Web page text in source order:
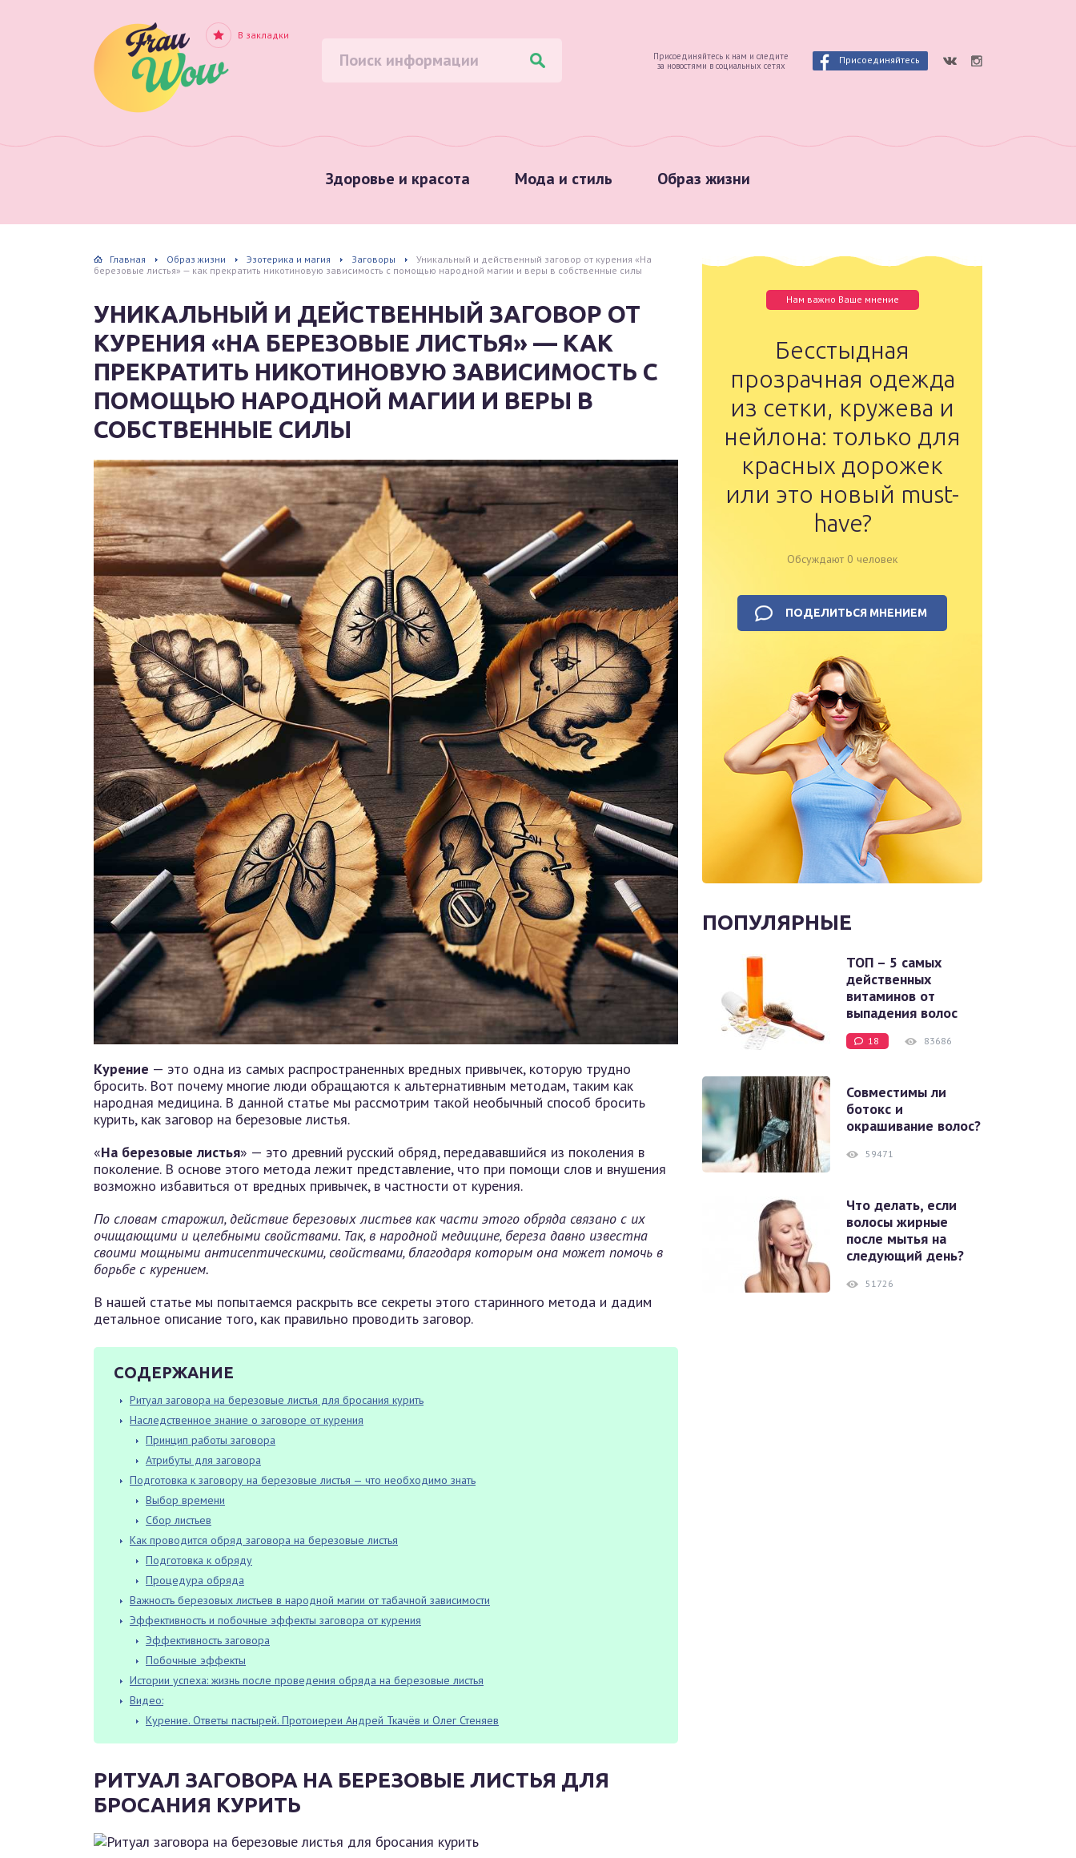
Здоровье и красота Мода и стиль Образ жизни
Присоединяйтесь к нам и следите
за новостями в социальных сетях
Присоединяйтесь
В закладки
Главная Образ жизни Эзотерика и магия Заговоры
Уникальный и действенный заговор от курения «На
березовые листья» — как прекратить никотиновую зависимость с помощью народной магии и веры в собственные силы
УНИКАЛЬНЫЙ И ДЕЙСТВЕННЫЙ ЗАГОВОР ОТ
КУРЕНИЯ «НА БЕРЕЗОВЫЕ ЛИСТЬЯ» — КАК
ПРЕКРАТИТЬ НИКОТИНОВУЮ ЗАВИСИМОСТЬ С
ПОМОЩЬЮ НАРОДНОЙ МАГИИ И ВЕРЫ В
СОБСТВЕННЫЕ СИЛЫ
Курение — это одна из самых распространенных вредных привычек, которую трудно
бросить. Вот почему многие люди обращаются к альтернативным методам, таким как
народная медицина. В данной статье мы рассмотрим такой необычный способ бросить
курить, как заговор на березовые листья.
«На березовые листья» — это древний русский обряд, передававшийся из поколения в
поколение. В основе этого метода лежит представление, что при помощи слов и внушения
возможно избавиться от вредных привычек, в частности от курения.
По словам старожил, действие березовых листьев как части этого обряда связано с их
очищающими и целебными свойствами. Так, в народной медицине, береза давно известна
своими мощными антисептическими, свойствами, благодаря которым она может помочь в
борьбе с курением.
В нашей статье мы попытаемся раскрыть все секреты этого старинного метода и дадим
детальное описание того, как правильно проводить заговор.
СОДЕРЖАНИЕ
Ритуал заговора на березовые листья для бросания курить
Наследственное знание о заговоре от курения
Принцип работы заговора
Атрибуты для заговора
Подготовка к заговору на березовые листья — что необходимо знать
Выбор времени
Сбор листьев
Как проводится обряд заговора на березовые листья
Подготовка к обряду
Процедура обряда
Важность березовых листьев в народной магии от табачной зависимости
Эффективность и побочные эффекты заговора от курения
Эффективность заговора
Побочные эффекты
Истории успеха: жизнь после проведения обряда на березовые листья
Видео:
Курение. Ответы пастырей. Протоиереи Андрей Ткачёв и Олег Стеняев
РИТУАЛ ЗАГОВОРА НА БЕРЕЗОВЫЕ ЛИСТЬЯ ДЛЯ
БРОСАНИЯ КУРИТЬ
Нам важно Ваше мнение
Бесстыдная
прозрачная одежда
из сетки, кружева и
нейлона: только для
красных дорожек
или это новый must-
have?
Обсуждают 0 человек
ПОДЕЛИТЬСЯ МНЕНИЕМ
ПОПУЛЯРНЫЕ
ТОП – 5 самых
действенных
витаминов от
выпадения волос
18 83686
Совместимы ли
ботокс и
окрашивание волос?
59471
Что делать, если
волосы жирные
после мытья на
следующий день?
51726